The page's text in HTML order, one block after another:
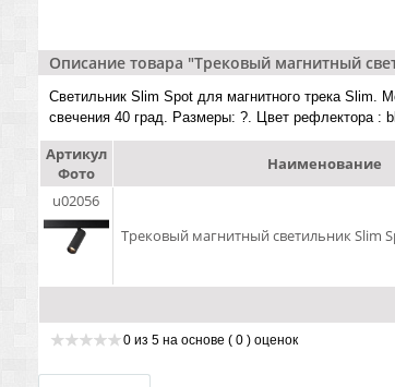
Описание товара "Трековый магнитный
Светильник Slim Spot для магнитного трека Slim.
свечения 40 град. Размеры: ?. Цвет рефлектора :
Артикул
Фото
Наименование
u02056
Трековый магнитный светильник Slim
0 из 5 на основе ( 0 ) оценок